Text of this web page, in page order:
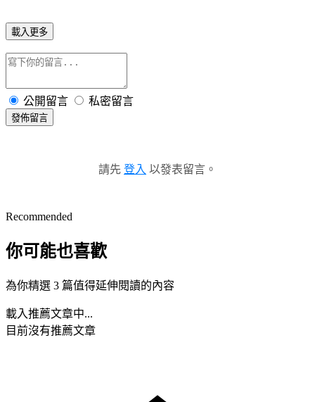
載入更多
公開留言 私密留言
發佈留言
請先 登入 以發表留言。
Recommended
你可能也喜歡
為你精選 3 篇值得延伸閱讀的內容
載入推薦文章中...
目前沒有推薦文章